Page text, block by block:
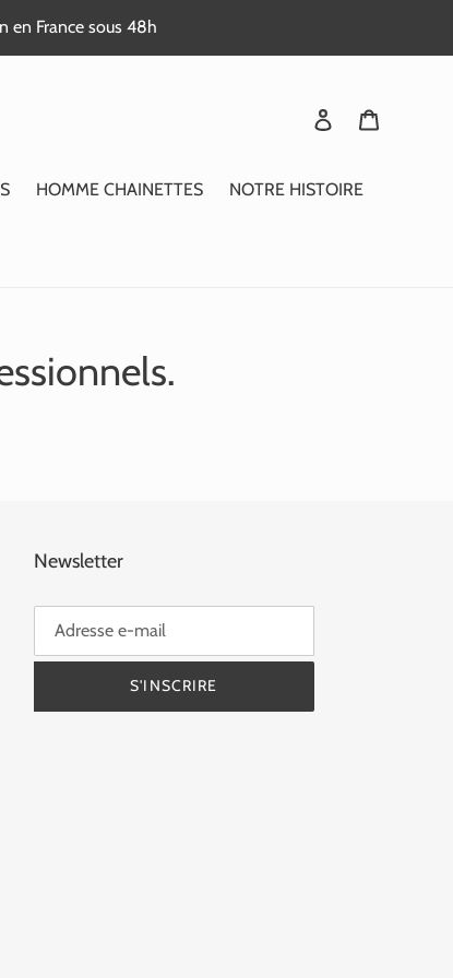
en France sous 48h
Se connecter
HOMME CHAINETTES
NOTRE HISTOIRE
Newsletter
S'INSCRIRE